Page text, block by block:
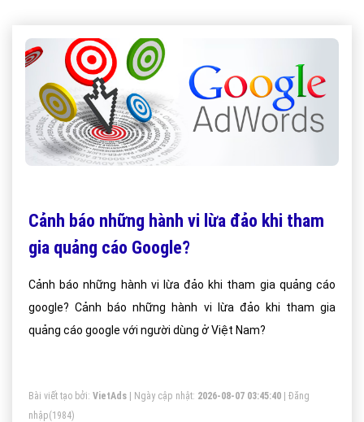
Cảnh báo những hành vi lừa đảo khi tham
gia quảng cáo Google?
Cảnh báo những hành vi lừa đảo khi tham gia quảng cáo
google? Cảnh báo những hành vi lừa đảo khi tham gia
quảng cáo google với người dùng ở Việt Nam?
Bài viết tạo bởi: VietAds | Ngày cập nhật: 2026-08-07 03:45:40
Đăng
nhập(1984)